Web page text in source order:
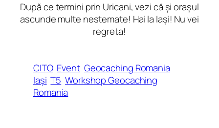
După ce termini prin Uricani, vezi că și orașul
ascunde multe nestemate! Hai la Iași! Nu vei
regreta!
CITO Event Geocaching Romania
Iași T5 Workshop Geocaching
Romania